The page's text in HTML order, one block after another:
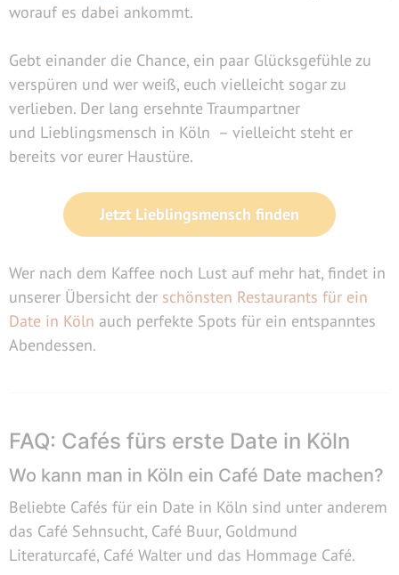
worauf es dabei ankommt.
Gebt einander die Chance, ein paar Glücksgefühle zu
verspüren und wer weiß, euch vielleicht sogar zu
verlieben. Der lang ersehnte Traumpartner
und Lieblingsmensch in Köln – vielleicht steht er
bereits vor eurer Haustüre.
Jetzt Lieblingsmensch finden
Wer nach dem Kaffee noch Lust auf mehr hat, findet in
unserer Übersicht der schönsten Restaurants für ein
Date in Köln auch perfekte Spots für ein entspanntes
Abendessen.
FAQ: Cafés fürs erste Date in Köln
Wo kann man in Köln ein Café Date machen?
Beliebte Cafés für ein Date in Köln sind unter anderem
das Café Sehnsucht, Café Buur, Goldmund
Literaturcafé, Café Walter und das Hommage Café.